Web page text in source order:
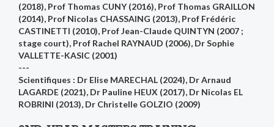
(2018), Prof Thomas CUNY (2016), Prof Thomas GRAILLON
(2014), Prof Nicolas CHASSAING (2013), Prof Frédéric
CASTINETTI (2010), Prof Jean-Claude QUINTYN (2007 ;
stage court), Prof Rachel RAYNAUD (2006), Dr Sophie
VALLETTE-KASIC (2001)
---
Scientifiques : Dr Elise MARECHAL (2024), Dr Arnaud
LAGARDE (2021), Dr Pauline HEUX (2017), Dr Nicolas EL
ROBRINI (2013), Dr Christelle GOLZIO (2009)